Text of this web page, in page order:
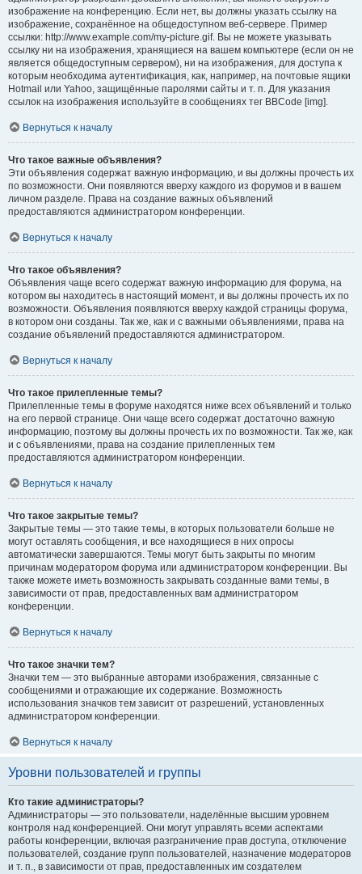
изображение на конференцию. Если нет, вы должны указать ссылку на
изображение, сохранённое на общедоступном веб-сервере. Пример
ссылки: http://www.example.com/my-picture.gif. Вы не можете указывать
ссылку ни на изображения, хранящиеся на вашем компьютере (если он не
является общедоступным сервером), ни на изображения, для доступа к
которым необходима аутентификация, как, например, на почтовые ящики
Hotmail или Yahoo, защищённые паролями сайты и т. п. Для указания
ссылок на изображения используйте в сообщениях тег BBCode [img].
Вернуться к началу
Что такое важные объявления?
Эти объявления содержат важную информацию, и вы должны прочесть их
по возможности. Они появляются вверху каждого из форумов и в вашем
личном разделе. Права на создание важных объявлений
предоставляются администратором конференции.
Вернуться к началу
Что такое объявления?
Объявления чаще всего содержат важную информацию для форума, на
котором вы находитесь в настоящий момент, и вы должны прочесть их по
возможности. Объявления появляются вверху каждой страницы форума,
в котором они созданы. Так же, как и с важными объявлениями, права на
создание объявлений предоставляются администратором.
Вернуться к началу
Что такое прилепленные темы?
Прилепленные темы в форуме находятся ниже всех объявлений и только
на его первой странице. Они чаще всего содержат достаточно важную
информацию, поэтому вы должны прочесть их по возможности. Так же, как
и с объявлениями, права на создание прилепленных тем
предоставляются администратором конференции.
Вернуться к началу
Что такое закрытые темы?
Закрытые темы — это такие темы, в которых пользователи больше не
могут оставлять сообщения, и все находящиеся в них опросы
автоматически завершаются. Темы могут быть закрыты по многим
причинам модератором форума или администратором конференции. Вы
также можете иметь возможность закрывать созданные вами темы, в
зависимости от прав, предоставленных вам администратором
конференции.
Вернуться к началу
Что такое значки тем?
Значки тем — это выбранные авторами изображения, связанные с
сообщениями и отражающие их содержание. Возможность
использования значков тем зависит от разрешений, установленных
администратором конференции.
Вернуться к началу
Уровни пользователей и группы
Кто такие администраторы?
Администраторы — это пользователи, наделённые высшим уровнем
контроля над конференцией. Они могут управлять всеми аспектами
работы конференции, включая разграничение прав доступа, отключение
пользователей, создание групп пользователей, назначение модераторов
и т. п., в зависимости от прав, предоставленных им создателем